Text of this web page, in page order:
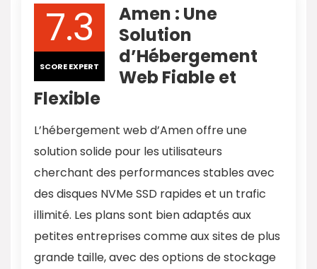
7.3
SCORE EXPERT
Amen : Une
Solution
d’Hébergement
Web Fiable et
Flexible
L’hébergement web d’Amen offre une
solution solide pour les utilisateurs
cherchant des performances stables avec
des disques NVMe SSD rapides et un trafic
illimité. Les plans sont bien adaptés aux
petites entreprises comme aux sites de plus
grande taille, avec des options de stockage